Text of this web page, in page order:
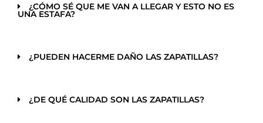
¿CÓMO SÉ QUE ME VAN A LLEGAR Y ESTO NO ES
UNA ESTAFA?
¿PUEDEN HACERME DAÑO LAS ZAPATILLAS?
¿DE QUÉ CALIDAD SON LAS ZAPATILLAS?